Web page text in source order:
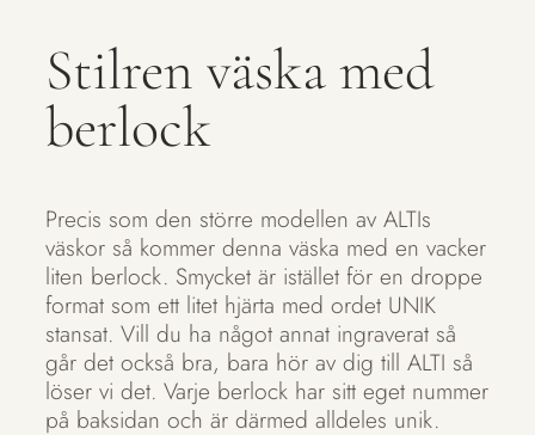
Stilren väska med
berlock
Precis som den större modellen av ALTIs
väskor så kommer denna väska med en vacker
liten berlock. Smycket är istället för en droppe
format som ett litet hjärta med ordet UNIK
stansat. Vill du ha något annat ingraverat så
går det också bra, bara hör av dig till ALTI så
löser vi det. Varje berlock har sitt eget nummer
på baksidan och är därmed alldeles unik.